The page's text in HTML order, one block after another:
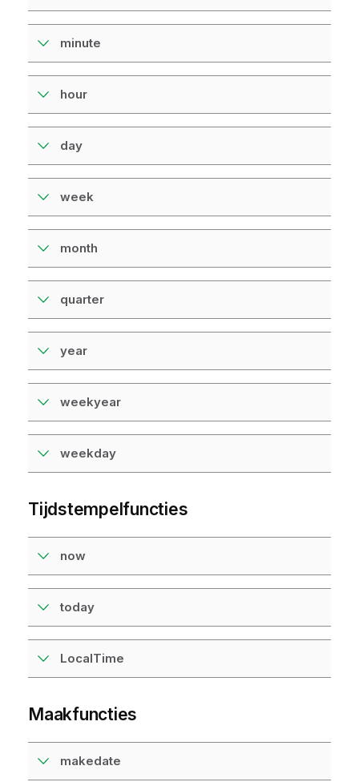
minute
hour
day
week
month
quarter
year
weekyear
weekday
Tijdstempelfuncties
now
today
LocalTime
Maakfuncties
makedate